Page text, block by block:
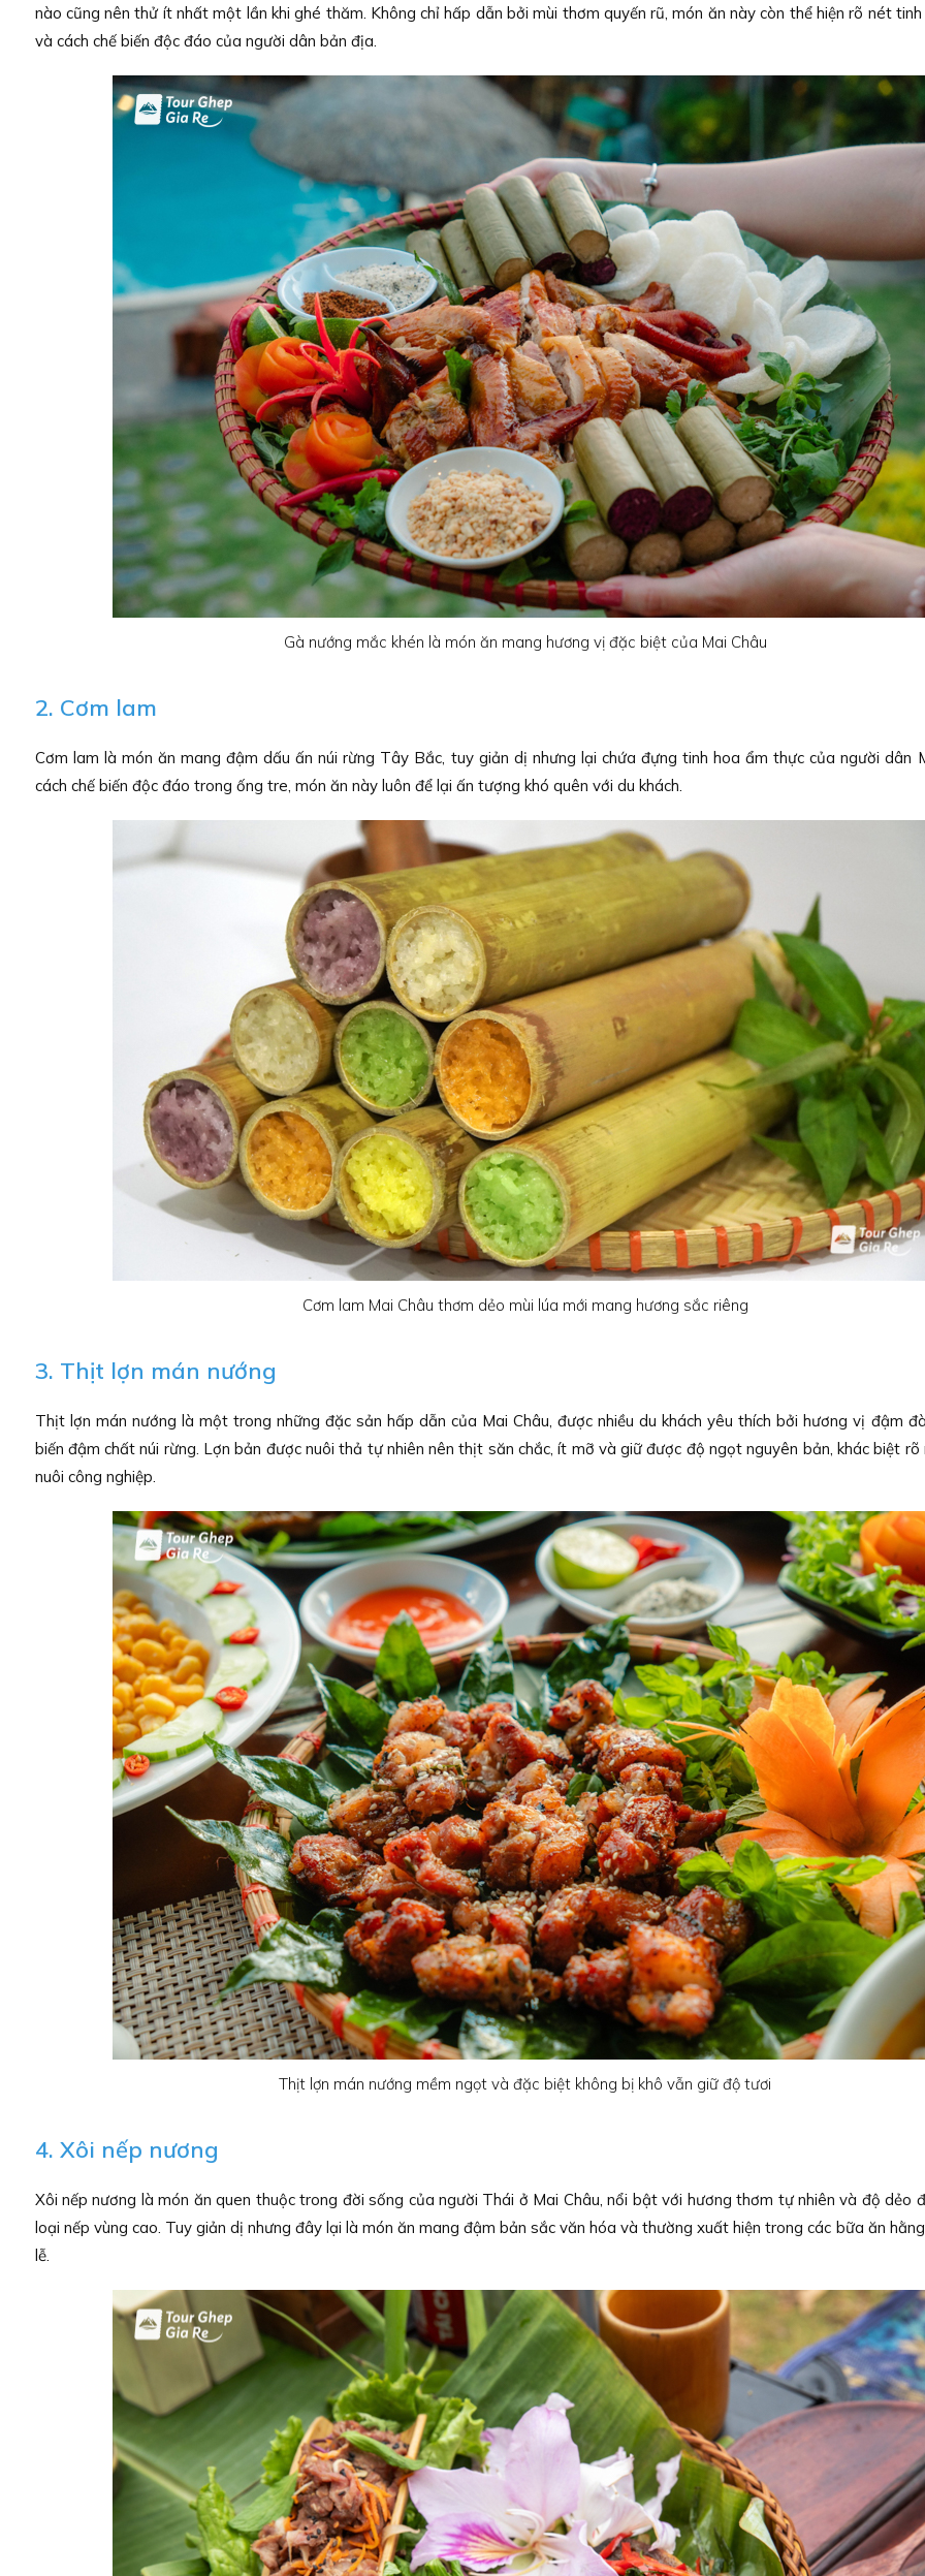
nào cũng nên thử ít nhất một lần khi ghé thăm. Không chỉ hấp dẫn bởi mùi thơm quyến rũ, món ăn này còn thể hiện rõ nét
và cách chế biến độc đáo của người dân bản địa.
Gà nướng mắc khén là món ăn mang hương vị đặc biệt của Mai Châu
2. Cơm lam
Cơm lam là món ăn mang đậm dấu ấn núi rừng Tây Bắc, tuy giản dị nhưng lại chứa đựng tinh hoa ẩm thực của người dân
cách chế biến độc đáo trong ống tre, món ăn này luôn để lại ấn tượng khó quên với du khách.
Cơm lam Mai Châu thơm dẻo mùi lúa mới mang hương sắc riêng
3. Thịt lợn mán nướng
Thịt lợn mán nướng là một trong những đặc sản hấp dẫn của Mai Châu, được nhiều du khách yêu thích bởi hương vị đậm
biến đậm chất núi rừng. Lợn bản được nuôi thả tự nhiên nên thịt săn chắc, ít mỡ và giữ được độ ngọt nguyên bản, khác biệt rõ
nuôi công nghiệp.
Thịt lợn mán nướng mềm ngọt và đặc biệt không bị khô vẫn giữ độ tươi
4. Xôi nếp nương
Xôi nếp nương là món ăn quen thuộc trong đời sống của người Thái ở Mai Châu, nổi bật với hương thơm tự nhiên và độ dẻo
loại nếp vùng cao. Tuy giản dị nhưng đây lại là món ăn mang đậm bản sắc văn hóa và thường xuất hiện trong các bữa ăn
lễ.